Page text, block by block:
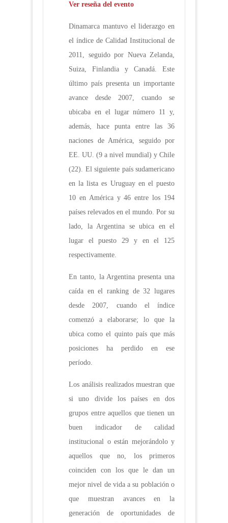
Ver reseña del evento
Dinamarca mantuvo el liderazgo en
el índice de Calidad Institucional de
2011, seguido por Nueva Zelanda,
Suiza, Finlandia y Canadá. Este
último país presenta un importante
avance desde 2007, cuando se
ubicaba en el lugar número 11 y,
además, hace punta entre las 36
naciones de América, seguido por
EE. UU. (9 a nivel mundial) y Chile
(22). El siguiente país sudamericano
en la lista es Uruguay en el puesto
10 en América y 46 entre los 194
países relevados en el mundo. Por su
lado, la Argentina se ubica en el
lugar el puesto 29 y en el 125
respectivamente.
En tanto, la Argentina presenta una
caída en el ranking de 32 lugares
desde 2007, cuando el índice
comenzó a elaborarse; lo que la
ubica como el quinto país que más
posiciones ha perdido en ese
período.
Los análisis realizados muestran que
si uno divide los países en dos
grupos entre aquellos que tienen un
buen indicador de calidad
institucional o están mejorándolo y
aquellos que no, los primeros
coinciden con los que le dan un
mejor nivel de vida a su población o
que muestran avances en la
generación de oportunidades de